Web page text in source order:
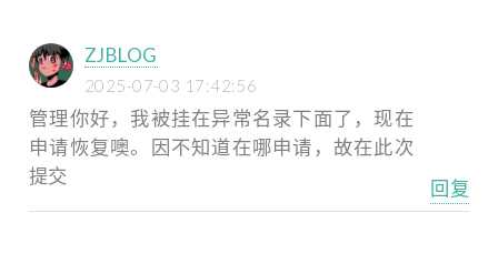
ZJBLOG
2025-07-03 17:42:56
管理你好，我被挂在异常名录下面了，现在
申请恢复噢。因不知道在哪申请，故在此次
提交
回复